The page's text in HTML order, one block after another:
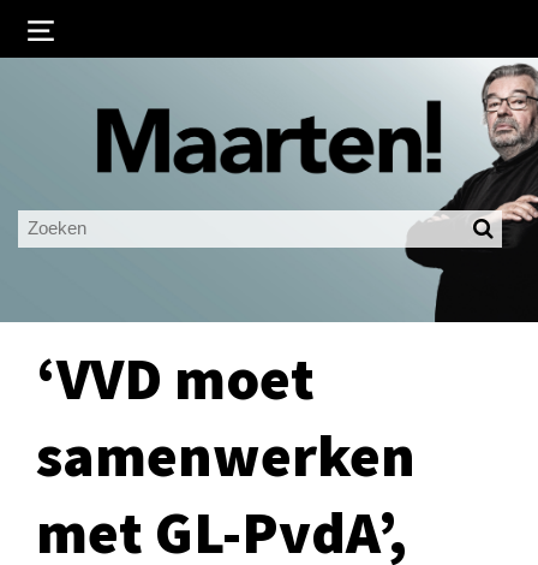
Ingelogd blijven
LOGIN
‘VVD moet
samenwerken
met GL-PvdA’,